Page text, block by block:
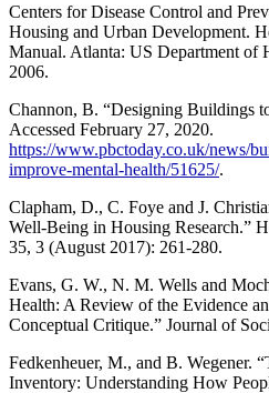
Centers for Disease Control and
Housing and Urban Development.
Manual. Atlanta: US Department of
2006.
Channon, B. “Designing Buildings
Accessed February 27, 2020.
https://www.pbctoday.co.uk/news/
improve-mental-health/51625/.
Clapham, D., C. Foye and J.
Well-Being in Housing Research.”
35, 3 (August 2017): 261-280.
Evans, G. W., N. M. Wells and
Health: A Review of the Evidence
Conceptual Critique.” Journal of
Fedkenheuer, M., and B. Wegener.
Inventory: Understanding How